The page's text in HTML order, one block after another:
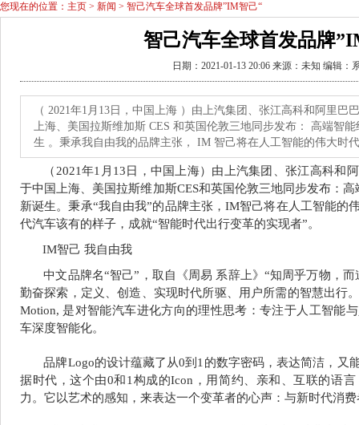
您现在的位置： 主页 > 新闻 > 智己汽车全球首发品牌”IM智己“
智己汽车全球首发品牌
日期：2021-01-13 20:06 来源：未知 编辑：
（ 2021年1月13日，中国上海 ）由上汽集团、张江高科和阿里巴
上海、美国拉斯维加斯 CES 和英国伦敦三地同步发布： 高端智
生 。秉承我自由我的品牌主张， IM 智己将在人工智能的伟大时
（2021年1月13日，中国上海）由上汽集团、张江高科和
于中国上海、美国拉斯维加斯CES和英国伦敦三地同步发布：高
新诞生。秉承“我自由我”的品牌主张，IM智己将在人工智能的
代汽车该有的样子，成就“智能时代出行变革的实现者”。
IM智己 我自由我
中文品牌名“智己”，取自《周易 系辞上》“知周乎万物，
勤奋探索，定义、创造、实现时代所驱、用户所需的智慧出行
Motion, 是对智能汽车进化方向的理性思考：专注于人工智能
车深度智能化。
品牌Logo的设计蕴藏了从0到1的数字密码，表达简洁，又
据时代，这个由0和1构成的Icon，用简约、亲和、互联的语
力。它以艺术的感知，来表达一个变革者的心声：与新时代消